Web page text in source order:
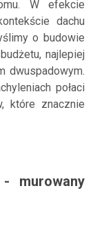
W efekcie
dachu
o budowie
najlepiej
dwuspadowym.
połaci
które znacznie
murowany